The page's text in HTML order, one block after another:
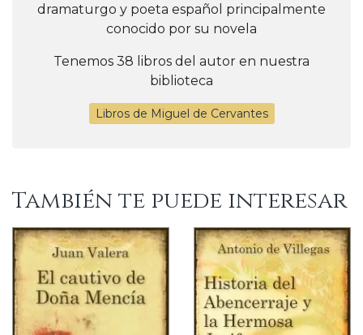
dramaturgo y poeta español principalmente
conocido por su novela
Tenemos 38 libros del autor en nuestra
biblioteca
Libros de Miguel de Cervantes
También te puede interesar